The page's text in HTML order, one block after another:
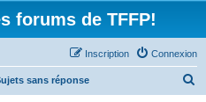
forums de TFFP!
Connexion
Inscription
sans réponse